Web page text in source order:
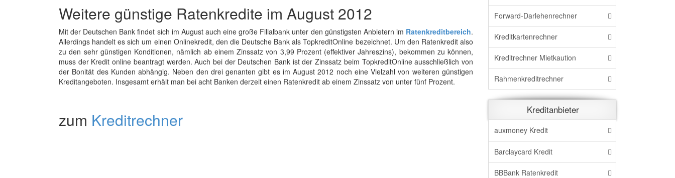
Weitere günstige Ratenkredite im August 2012
Mit der Deutschen Bank findet sich im August auch eine große Filialbank unter den günstigsten Anbietern im Ratenkreditbereich.
Allerdings handelt es sich um einen Onlinekredit, den die Deutsche Bank als TopkreditOnline bezeichnet. Um den Ratenkredit also
zu den sehr günstigen Konditionen, nämlich ab einem Zinssatz von 3,99 Prozent (effektiver Jahreszins), bekommen zu können,
muss der Kredit online beantragt werden. Auch bei der Deutschen Bank ist der Zinssatz beim TopkreditOnline ausschließlich von
der Bonität des Kunden abhängig. Neben den drei genanten gibt es im August 2012 noch eine Vielzahl von weiteren günstigen
Kreditangeboten. Insgesamt erhält man bei acht Banken derzeit einen Ratenkredit ab einem Zinssatz von unter fünf Prozent.
zum Kreditrechner
Forward-Darlehenrechner
Kreditkartenrechner
Kreditrechner Mietkaution
Rahmenkreditrechner
Kreditanbieter
auxmoney Kredit
Barclaycard Kredit
BBBank Ratenkredit